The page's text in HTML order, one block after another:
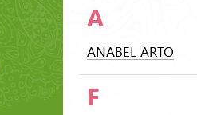
A
ANABEL ARTO
F